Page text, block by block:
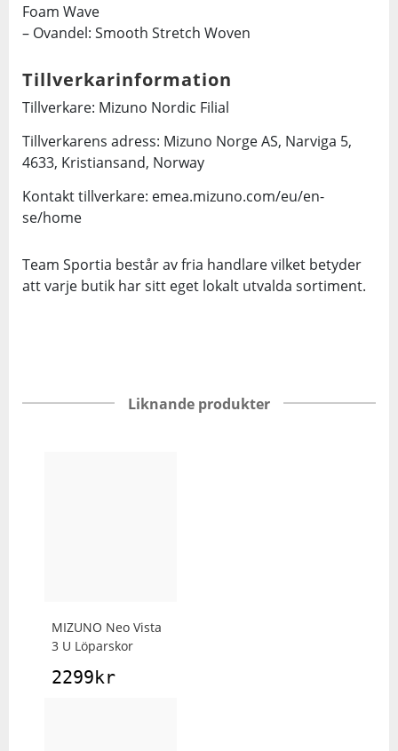
Foam Wave
– Ovandel: Smooth Stretch Woven
Tillverkarinformation
Tillverkare: Mizuno Nordic Filial
Tillverkarens adress: Mizuno Norge AS, Narviga 5,
4633, Kristiansand, Norway
Kontakt tillverkare: emea.mizuno.com/eu/en-
se/home
Team Sportia består av fria handlare vilket betyder
att varje butik har sitt eget lokalt utvalda sortiment.
Liknande produkter
MIZUNO Neo Vista
3 U Löparskor
2299kr